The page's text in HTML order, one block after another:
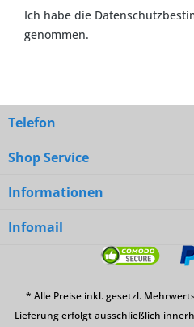
Ich habe die
genommen.
Telefon
Shop Service
Informationen
Infomail
* Alle Preise inkl. gesetzl.
Lieferung erfolgt ausschließlich